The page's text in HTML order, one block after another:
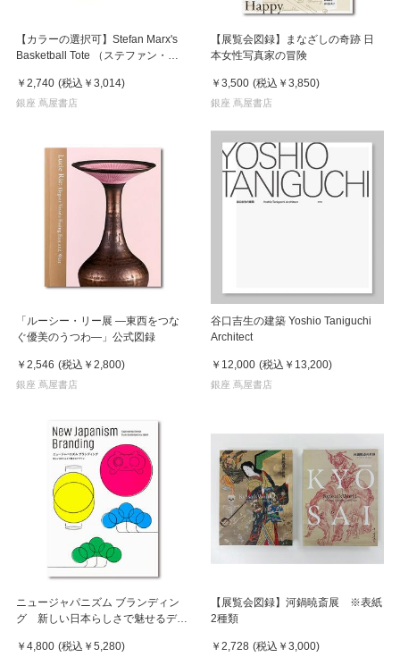
【カラーの選択可】Stefan Marx's
Basketball Tote （ステファン・マ
￥2,740 (税込 ￥3,014)
銀座 蔦屋書店
【展覧会図録】まなざしの奇跡 日
本女性写真家の冒険
￥3,500 (税込 ￥3,850)
銀座 蔦屋書店
「ルーシー・リー展 ―東西をつな
ぐ優美のうつわ―」公式図録
￥2,546 (税込 ￥2,800)
銀座 蔦屋書店
谷口吉生の建築 Yoshio Taniguchi
Architect
￥12,000 (税込 ￥13,200)
銀座 蔦屋書店
ニュージャパニズム ブランディン
グ 新しい日本らしさで魅せるデザ
￥4,800 (税込 ￥5,280)
【展覧会図録】河鍋暁斎展 ※表紙
2種類
￥2,728 (税込 ￥3,000)